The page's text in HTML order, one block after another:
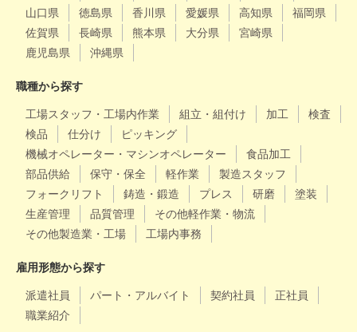
山口県
徳島県 香川県 愛媛県 高知県
福岡県
佐賀県
長崎県 熊本県 大分県
宮崎県
鹿児島県
沖縄県
職種から探す
工場スタッフ・工場内作業 組立・組付け 加工
検査
検品
仕分け
ピッキング
機械オペレーター・マシンオペレーター
食品加工
部品供給
保守・保全 軽作業
製造スタッフ
フォークリフト
鋳造・鍛造 プレス 研磨
塗装
生産管理
品質管理
その他軽作業・物流
その他製造業・工場
工場内事務
雇用形態から探す
派遣社員 パート・アルバイト 契約社員
正社員
職業紹介